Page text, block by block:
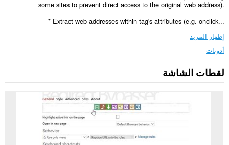
some sites to prevent direct access to the original web address).
* Extract web addresses within tag's attributes (e.g. onclick...
إظهار المزيد
أذونات
يستطيع
هذا
لقطات الشاشة